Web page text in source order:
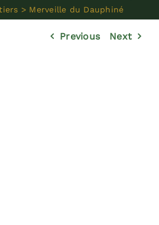
> Merveille du Dauphiné
Previous Next